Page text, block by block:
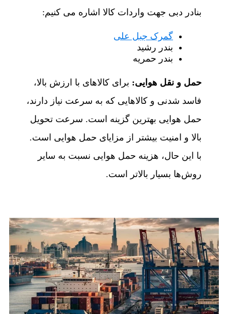
بنادر دبی جهت واردات کالا اشاره می کنیم:
گمرک جبل علی
بندر رشید
بندر حمریه
حمل و نقل هوایی: برای کالاهای با ارزش بالا،
فاسد شدنی و کالاهایی که به سرعت نیاز دارند،
حمل هوایی بهترین گزینه است. سرعت تحویل
بالا و امنیت بیشتر از مزایای حمل هوایی است.
با این حال، هزینه حمل هوایی نسبت به سایر
روش‌ها بسیار بالاتر است.